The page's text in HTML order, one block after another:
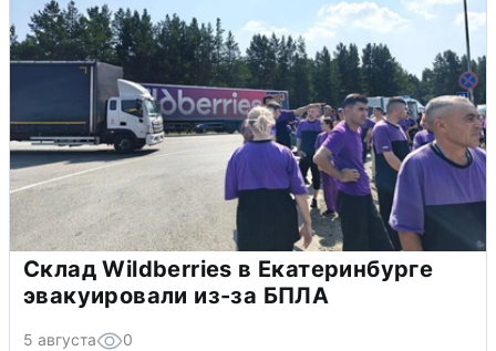
Склад Wildberries в Екатеринбурге
эвакуировали из-за БПЛА
5 августа 0